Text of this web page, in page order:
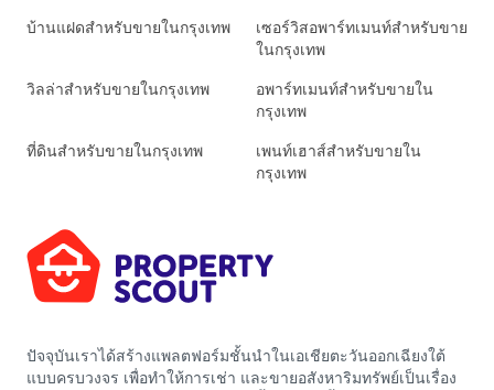
บ้านแฝดสำหรับขายในกรุงเทพ
เซอร์วิสอพาร์ทเมนท์สำหรับขาย
ในกรุงเทพ
วิลล่าสำหรับขายในกรุงเทพ
อพาร์ทเมนท์สำหรับขายใน
กรุงเทพ
ที่ดินสำหรับขายในกรุงเทพ
เพนท์เฮาส์สำหรับขายใน
กรุงเทพ
ปัจจุบันเราได้สร้างแพลตฟอร์มชั้นนำในเอเชียตะวันออกเฉียงใต้
แบบครบวงจร เพื่อทำให้การเช่า และขายอสังหาริมทรัพย์เป็นเรื่อง